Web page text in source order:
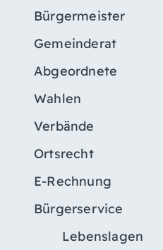
Bürgermeister
Gemeinderat
Abgeordnete
Wahlen
Verbände
Ortsrecht
E-Rechnung
Bürgerservice
Lebenslagen